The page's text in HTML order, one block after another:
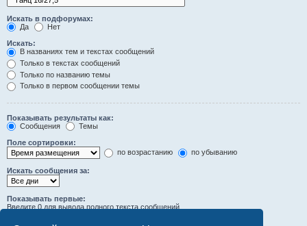
Искать в подфорумах:
Да
Нет
Искать:
В названиях тем и текстах сообщений
Только в текстах сообщений
Только по названию темы
Только в первом сообщении темы
Показывать результаты как:
Сообщения
Темы
Поле сортировки:
по возрастанию
по убыванию
Искать сообщения за:
Показывать первые:
Введите 0 для вывода полного текста сообщений.